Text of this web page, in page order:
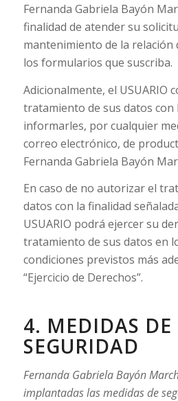
Fernanda Gabriela Bayón
finalidad de atender su
mantenimiento de la relación
los formularios que suscriba.
Adicionalmente, el USUARIO
tratamiento de sus datos con
informarles, por cualquier
correo electrónico, de
Fernanda Gabriela Bayón
En caso de no autorizar el
datos con la finalidad
USUARIO podrá ejercer su
tratamiento de sus datos en
condiciones previstos más
“Ejercicio de Derechos”.
4. MEDIDAS DE
SEGURIDAD
Fernanda Gabriela Bayón
implantadas las medidas de